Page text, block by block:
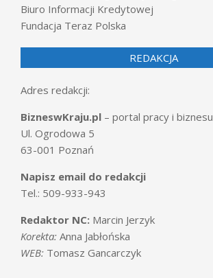
Biuro Informacji Kredytowej
Fundacja Teraz Polska
REDAKCJA
Adres redakcji:
BizneswKraju.pl – portal pracy i biznesu
Ul. Ogrodowa 5
63-001 Poznań
Napisz email do redakcji
Tel.: 509-933-943
Redaktor NC: Marcin Jerzyk
Korekta: Anna Jabłońska
WEB: Tomasz Gancarczyk